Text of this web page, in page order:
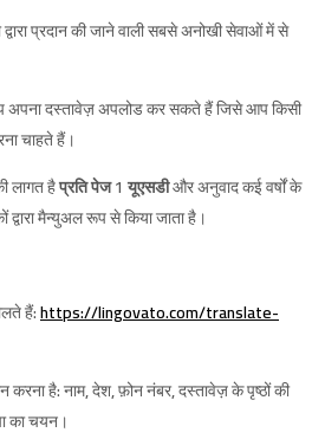
प्रदान की जाने वाली सबसे अनोखी सेवाओं में से
अपना दस्तावेज़ अपलोड कर सकते हैं जिसे आप किसी
चाहते हैं।
लागत हैप्रति पेज 1 यूएसडीऔर अनुवाद कई वर्षों के
मैन्युअल रूप से किया जाता है।
हैं:https://lingovato.com/translate-
करना है: नाम, देश, फ़ोन नंबर, दस्तावेज़ के पृष्ठों की
का चयन।